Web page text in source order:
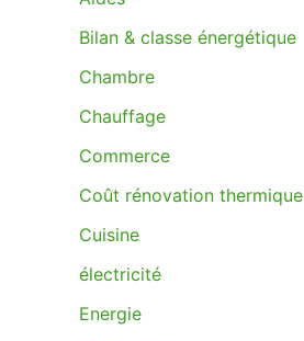
Bilan & classe énergétique
Chambre
Chauffage
Commerce
Coût rénovation thermique
Cuisine
électricité
Energie